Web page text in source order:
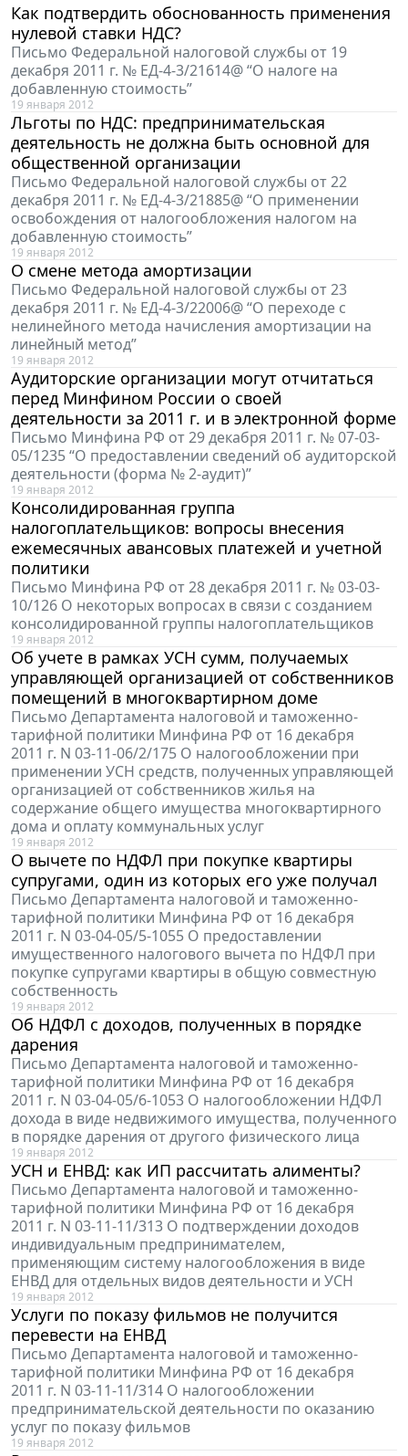
Как подтвердить обоснованность применения
нулевой ставки НДС?
Письмо Федеральной налоговой службы от 19
декабря 2011 г. № ЕД-4-3/21614@ “О налоге на
добавленную стоимость”
19 января 2012
Льготы по НДС: предпринимательская
деятельность не должна быть основной для
общественной организации
Письмо Федеральной налоговой службы от 22
декабря 2011 г. № ЕД-4-3/21885@ “О применении
освобождения от налогообложения налогом на
добавленную стоимость”
19 января 2012
О смене метода амортизации
Письмо Федеральной налоговой службы от 23
декабря 2011 г. № ЕД-4-3/22006@ “О переходе с
нелинейного метода начисления амортизации на
линейный метод”
19 января 2012
Аудиторские организации могут отчитаться
перед Минфином России о своей
деятельности за 2011 г. и в электронной форме
Письмо Минфина РФ от 29 декабря 2011 г. № 07-03-
05/1235 “О предоставлении сведений об аудиторской
деятельности (форма № 2-аудит)”
19 января 2012
Консолидированная группа
налогоплательщиков: вопросы внесения
ежемесячных авансовых платежей и учетной
политики
Письмо Минфина РФ от 28 декабря 2011 г. № 03-03-
10/126 О некоторых вопросах в связи с созданием
консолидированной группы налогоплательщиков
19 января 2012
Об учете в рамках УСН сумм, получаемых
управляющей организацией от собственников
помещений в многоквартирном доме
Письмо Департамента налоговой и таможенно-
тарифной политики Минфина РФ от 16 декабря
2011 г. N 03-11-06/2/175 О налогообложении при
применении УСН средств, полученных управляющей
организацией от собственников жилья на
содержание общего имущества многоквартирного
дома и оплату коммунальных услуг
19 января 2012
О вычете по НДФЛ при покупке квартиры
супругами, один из которых его уже получал
Письмо Департамента налоговой и таможенно-
тарифной политики Минфина РФ от 16 декабря
2011 г. N 03-04-05/5-1055 О предоставлении
имущественного налогового вычета по НДФЛ при
покупке супругами квартиры в общую совместную
собственность
19 января 2012
Об НДФЛ с доходов, полученных в порядке
дарения
Письмо Департамента налоговой и таможенно-
тарифной политики Минфина РФ от 16 декабря
2011 г. N 03-04-05/6-1053 О налогообложении НДФЛ
дохода в виде недвижимого имущества, полученного
в порядке дарения от другого физического лица
19 января 2012
УСН и ЕНВД: как ИП рассчитать алименты?
Письмо Департамента налоговой и таможенно-
тарифной политики Минфина РФ от 16 декабря
2011 г. N 03-11-11/313 О подтверждении доходов
индивидуальным предпринимателем,
применяющим систему налогообложения в виде
ЕНВД для отдельных видов деятельности и УСН
19 января 2012
Услуги по показу фильмов не получится
перевести на ЕНВД
Письмо Департамента налоговой и таможенно-
тарифной политики Минфина РФ от 16 декабря
2011 г. N 03-11-11/314 О налогообложении
предпринимательской деятельности по оказанию
услуг по показу фильмов
19 января 2012